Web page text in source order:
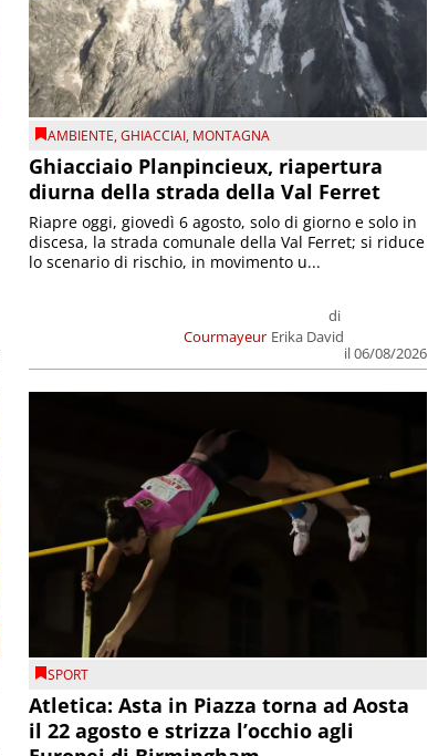
AMBIENTE,GHIACCIAI, MONTAGNA
Ghiacciaio Planpincieux, riapertura
diurna della strada della Val Ferret
Courmayeur
di
Erika David
il 06/08/2026
Riapre oggi, giovedì 6 agosto, solo di giorno e solo in
discesa, la strada comunale della Val Ferret; si riduce
lo scenario di rischio, in movimento u...
SPORT
Atletica: Asta in Piazza torna ad Aosta
il 22 agosto e strizza l’occhio agli